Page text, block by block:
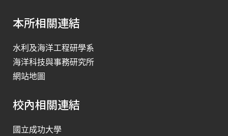
本所相關連結
水利及海洋工程研學系
海洋科技與事務研究所
網站地圖
校內相關連結
國立成功大學